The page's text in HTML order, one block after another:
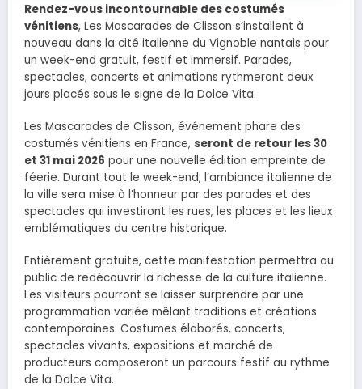
Rendez-vous incontournable des costumés
vénitiens, Les Mascarades de Clisson s’installent à
nouveau dans la cité italienne du Vignoble nantais pour
un week-end gratuit, festif et immersif. Parades,
spectacles, concerts et animations rythmeront deux
jours placés sous le signe de la Dolce Vita.
Les Mascarades de Clisson, événement phare des
costumés vénitiens en France, seront de retour les 30
et 31 mai 2026 pour une nouvelle édition empreinte de
féerie. Durant tout le week-end, l’ambiance italienne de
la ville sera mise à l’honneur par des parades et des
spectacles qui investiront les rues, les places et les lieux
emblématiques du centre historique.
Entièrement gratuite, cette manifestation permettra au
public de redécouvrir la richesse de la culture italienne.
Les visiteurs pourront se laisser surprendre par une
programmation variée mêlant traditions et créations
contemporaines. Costumes élaborés, concerts,
spectacles vivants, expositions et marché de
producteurs composeront un parcours festif au rythme
de la Dolce Vita.